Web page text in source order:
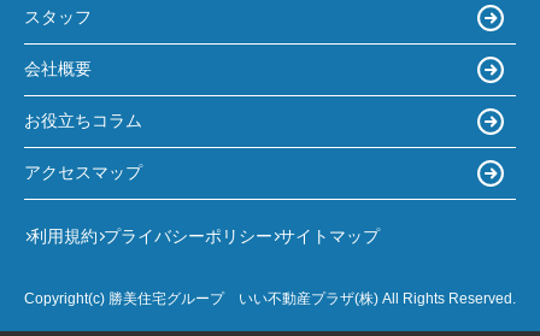
スタッフ
会社概要
お役立ちコラム
アクセスマップ
利用規約 プライバシーポリシー サイトマップ
Copyright(c) 勝美住宅グループ いい不動産プラザ(株) All Rights Reserved.